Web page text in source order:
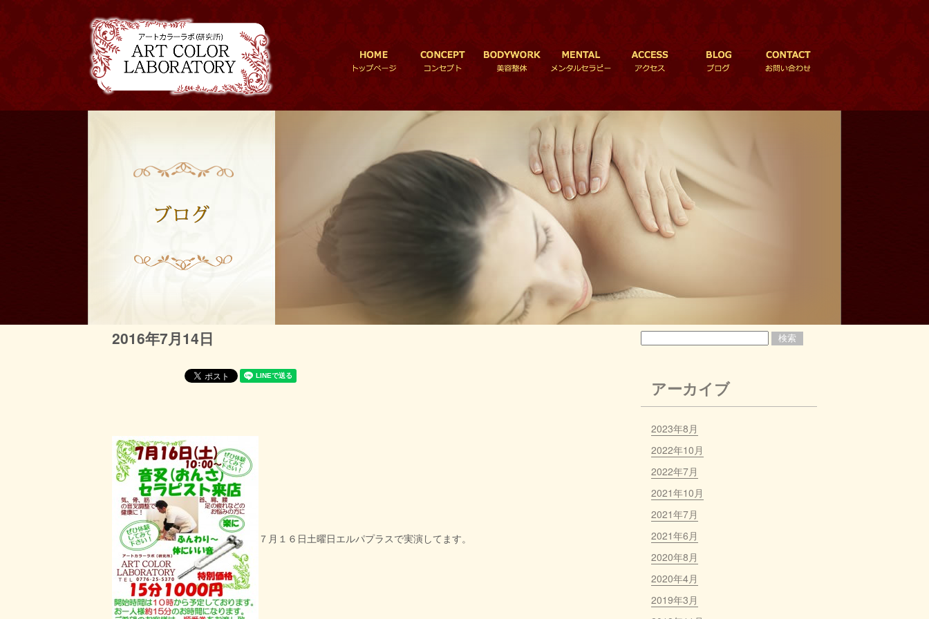
2016年7月14日
７月１６日土曜日エルパプラスで実演してます。
アーカイブ
2023年8月
2022年10月
2022年7月
2021年10月
2021年7月
2021年6月
2020年8月
2020年4月
2019年3月